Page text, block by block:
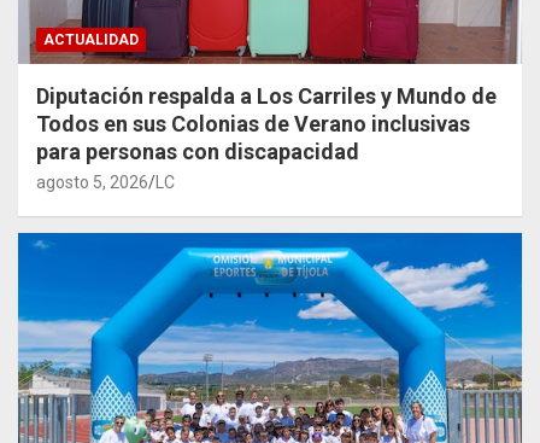
ACTUALIDAD
Diputación respalda a Los Carriles y Mundo de
Todos en sus Colonias de Verano inclusivas
para personas con discapacidad
agosto 5, 2026 LC